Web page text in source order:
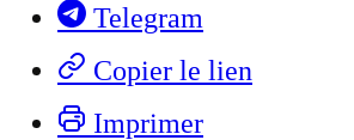
Telegram
Copier le lien
Imprimer